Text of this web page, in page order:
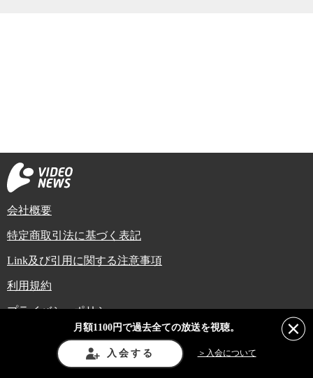
会社概要
特定商取引法に基づく表記
Link及び引用に関する注意事項
利用規約
プライバシーポリシー
Copyright (C) Video News Network. All rights reserved.
ビデオニュースに記載している記事、写真及び動画などは日本の著作権法や国
際条約などで保護されています。著作権者の承諾を得ずに転載や再利用するこ
とは禁じられています。
月額1100円で過去全ての放送を視聴。
入会する ＞入会について